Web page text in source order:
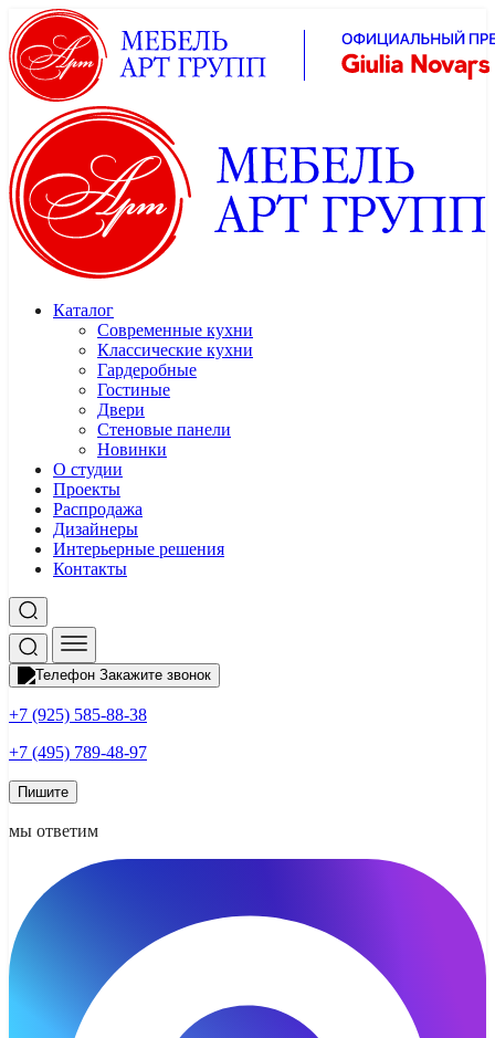
Каталог
Современные кухни
Классические кухни
Гардеробные
Гостиные
Двери
Стеновые панели
Новинки
О студии
Проекты
Распродажа
Дизайнеры
Интерьерные решения
Контакты
Закажите звонок
+7 (925) 585-88-38
+7 (495) 789-48-97
Пишите
мы ответим